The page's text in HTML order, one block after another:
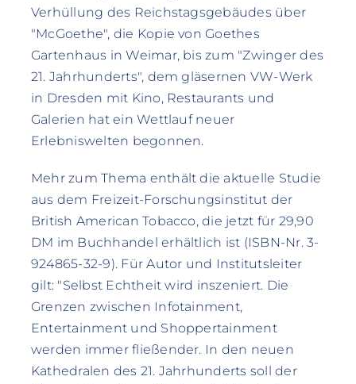
Verhüllung des Reichstagsgebäudes über
"McGoethe", die Kopie von Goethes
Gartenhaus in Weimar, bis zum "Zwinger des
21. Jahrhunderts", dem gläsernen VW-Werk
in Dresden mit Kino, Restaurants und
Galerien hat ein Wettlauf neuer
Erlebniswelten begonnen.
Mehr zum Thema enthält die aktuelle Studie
aus dem Freizeit-Forschungsinstitut der
British American Tobacco, die jetzt für 29,90
DM im Buchhandel erhältlich ist (ISBN-Nr. 3-
924865-32-9). Für Autor und Institutsleiter
gilt: "Selbst Echtheit wird inszeniert. Die
Grenzen zwischen Infotainment,
Entertainment und Shoppertainment
werden immer fließender. In den neuen
Kathedralen des 21. Jahrhunderts soll der